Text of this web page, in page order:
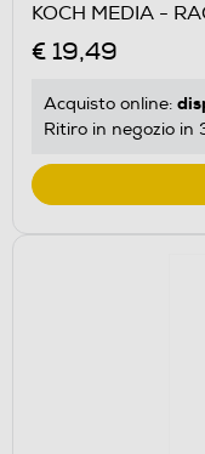
KOCH MEDIA -
€ 19,49
Acquisto online:
Ritiro in negozio in